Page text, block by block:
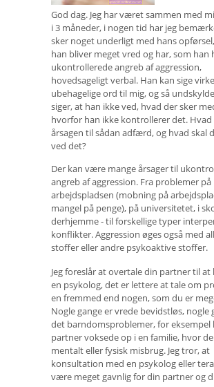
God dag. Jeg har været sammen med
i 3 måneder, i nogen tid har jeg
sker noget underligt med hans
han bliver meget vred og har, som
ukontrollerede angreb af aggression,
hovedsageligt verbal. Han kan sige
ubehagelige ord til mig, og så
siger, at han ikke ved, hvad der sker
hvorfor han ikke kontrollerer det.
årsagen til sådan adfærd, og hvad skal
ved det?
Der kan være mange årsager til
angreb af aggression. Fra problemer på
arbejdspladsen (mobning på
mangel på penge), på universitetet, i
derhjemme - til forskellige typer
konflikter. Aggression øges også med
stoffer eller andre psykoaktive stoffer.
Jeg foreslår at overtale din partner til
en psykolog, det er lettere at tale om
en fremmed end nogen, som du er
Nogle gange er vrede bevidstløs, nogle
det barndomsproblemer, for eksempel
partner voksede op i en familie, hvor
mentalt eller fysisk misbrug. Jeg tror, ​​at
konsultation med en psykolog eller
være meget gavnlig for din partner og